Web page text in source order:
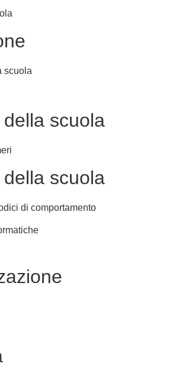
scuola
scuola
scuola
di comportamento